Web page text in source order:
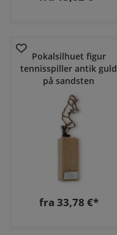
Pokalsilhuet figur
tennisspiller antik guld
på sandsten
fra 33,78 €*